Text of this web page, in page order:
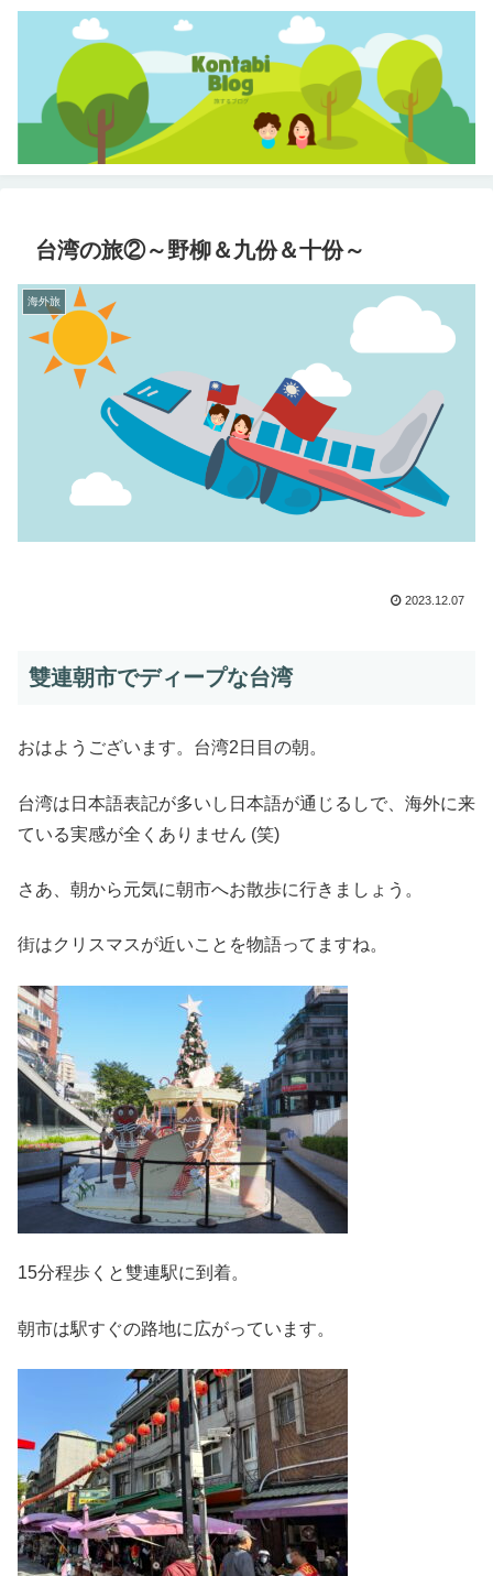
台湾の旅②～野柳＆九份＆十份～
海外旅
2023.12.07
雙連朝市でディープな台湾
おはようございます。台湾2日目の朝。
台湾は日本語表記が多いし日本語が通じるしで、海外に来
ている実感が全くありません (笑)
さあ、朝から元気に朝市へお散歩に行きましょう。
街はクリスマスが近いことを物語ってますね。
15分程歩くと雙連駅に到着。
朝市は駅すぐの路地に広がっています。